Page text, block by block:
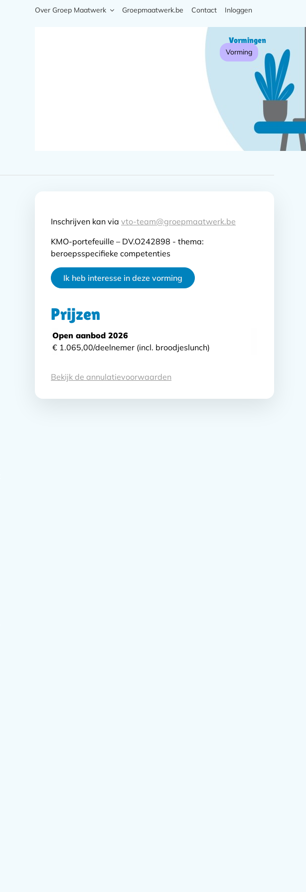
Vormingen
navigatie
Over Groep Maatwerk Groepmaatwerk.be Contact Inloggen
Vorming
Inschrijven kan via vto-team@groepmaatwerk.be
KMO-portefeuille – DV.O242898 - thema:
beroepsspecifieke competenties
Ik heb interesse in deze vorming
Prijzen
Open aanbod 2026
€ 1.065,00/deelnemer (incl. broodjeslunch)
Voorwaarden
Bekijk de annulatievoorwaarden